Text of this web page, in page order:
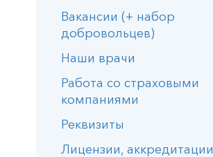
Вакансии (+ набор
добровольцев)
Наши врачи
Работа со страховыми
компаниями
Реквизиты
Лицензии, аккредитации